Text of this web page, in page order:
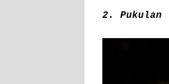
2. Pukulan